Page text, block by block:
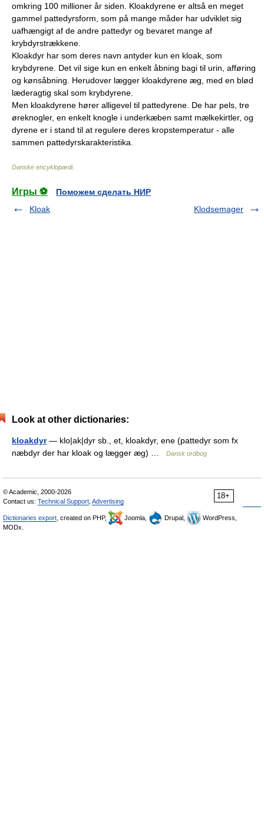
omkring 100 millioner år siden. Kloakdyrene er altså en meget
gammel pattedyrsform, som på mange måder har udviklet sig
uafhængigt af de andre pattedyr og bevaret mange af
krybdyrstrækkene.
Kloakdyr har som deres navn antyder kun en kloak, som
krybdyrene. Det vil sige kun en enkelt åbning bagi til urin, afføring
og kønsåbning. Herudover lægger kloakdyrene æg, med en blød
læderagtig skal som krybdyrene.
Men kloakdyrene hører alligevel til pattedyrene. De har pels, tre
øreknogler, en enkelt knogle i underkæben samt mælkekirtler, og
dyrene er i stand til at regulere deres kropstemperatur - alle
sammen pattedyrskarakteristika.
Danske encyklopædi.
Игры ⚽
Поможем сделать НИР
Kloak
Klodsemager
Look at other dictionaries:
kloakdyr— klo|ak|dyr sb., et, kloakdyr, ene (pattedyr som fx
næbdyr der har kloak og lægger æg) …
Dansk ordbog
18+
© Academic, 2000-2026
Contact us: Technical Support Advertising
Dictionaries export , created on PHP, Joomla, Drupal,
WordPress,
MODx.